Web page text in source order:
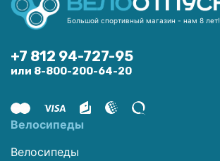
Большой спортивный магазин - нам 8 лет!
+7 812 94-727-95
или 8-800-200-64-20
Велосипеды
Велосипеды